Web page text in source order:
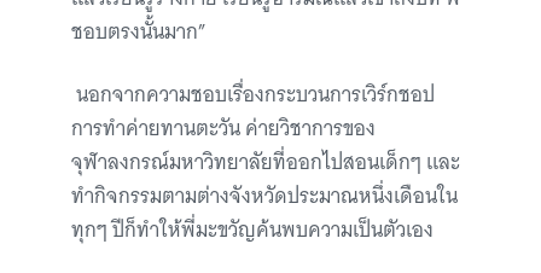
ชอบตรงนั้นมาก”
นอกจากความชอบเรื่องกระบวนการเวิร์กชอป
การทำค่ายทานตะวัน ค่ายวิชาการของ
จุฬาลงกรณ์มหาวิทยาลัยที่ออกไปสอนเด็กๆ และ
ทำกิจกรรมตามต่างจังหวัดประมาณหนึ่งเดือนใน
ทุกๆ ปีก็ทำให้พี่มะขวัญค้นพบความเป็นตัวเอง